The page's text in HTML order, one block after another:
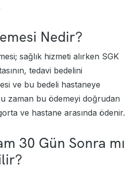
Nedir?
sağlık hizmeti alırken SGK
tedavi bedelini
ve bu bedeli hastaneye
zaman bu ödemeyi doğrudan
ve hastane arasında ödenir.
30 Gün Sonra mı